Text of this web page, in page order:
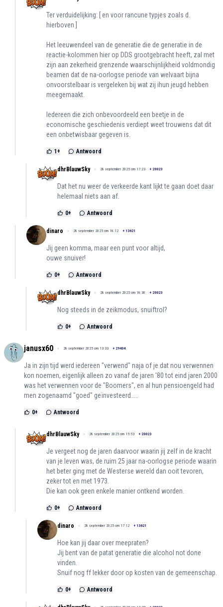
Ter verduidelijking: [ en voor rancune typjes zoals d.
hierboven ]
Het leeuwendeel van de generatie die de generatie in de
reactie-kolommen hier op DDS grootgebracht heeft, zal met
zijn aan zekerheid grenzende waarschijnlijkheid voldmondig
beamen dat de na-oorlogse periode van welvaart bijna
onvoorstelbaar is vergeleken bij wat zij ihun jeugd hebben
meegemaakt.
Iedereen die zich onbevoordeeld een beetje in de
economische geschiedenis verdiept weet trouwens dat dit
een onbetwisbaar gegeven is.
1+ Antwoord
dhrBlauwSky 28 september 2025 om 17:23 + 20023
Dat het nu weer de verkeerde kant lijkt te gaan doet daar
helemaal niets aan af.
0+ Antwoord
dinaro 28 september 2025 om 18:12 + 13621
Jij geen komma, maar een punt voor altijd,
ouwe snuiver!
0+ Antwoord
dhrBlauwSky 28 september 2025 om 18:30 + 20023
Nog steeds in de zeikmodus, snuiftrol?
0+ Antwoord
janusx60 28 september 2025 om 13:33 + 29404
Ja in zijn tijd werd iedereen "verwend" naja of je dat nou verwennen
kon noemen, eigenlijk alleen zo vanaf de jaren '80 tot eind jaren 2000
was het verwennen voor de "Boomers", en al hun pensioengeld had
men zogenaamd "goed" geïnvesteerd.....
0+ Antwoord
dhrBlauwSky 28 september 2025 om 15:53 + 20023
Je vergeet nog de jaren daarvoor waarin jij zelf in de kracht
van je leven was, de ruim 25 jaar na-oorlogse periode waarin
het beter ging met de Westerse wereld dan ooit tevoren,
zeker tot en met 1973.
Die kan ook geen enkele manier ontkend worden.
0+ Antwoord
dinaro 28 september 2025 om 17:12 + 13621
Hoe kan jij daar over meepraten?
Jij bent van de patat generatie die alcohol not done
vinden.
Snuif nog ff lekker door op kosten van de gemeenschap.
0+ Antwoord